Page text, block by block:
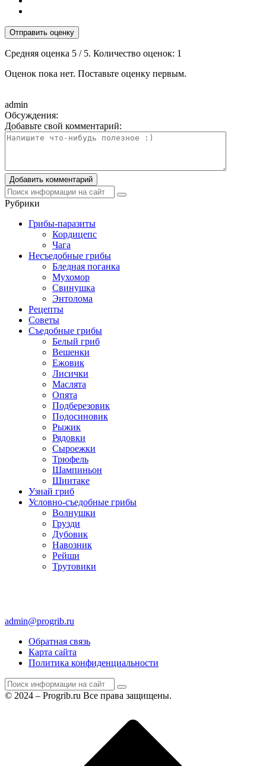
Отправить оценку
Средняя оценка 5 / 5. Количество оценок: 1
Оценок пока нет. Поставьте оценку первым.
admin
Обсуждения:
Добавьте свой комментарий:
Рубрики
Грибы-паразиты
Кордицепс
Чага
Несъедобные грибы
Бледная поганка
Мухомор
Свинушка
Энтолома
Рецепты
Советы
Съедобные грибы
Белый гриб
Вешенки
Ежовик
Лисички
Маслята
Опята
Подберезовик
Подосиновик
Рыжик
Рядовки
Сыроежки
Трюфель
Шампиньон
Шиитаке
Узнай гриб
Условно-съедобные грибы
Волнушки
Грузди
Дубовик
Навозник
Рейши
Трутовики
admin@progrib.ru
Обратная связь
Карта сайта
Политика конфиденциальности
© 2024 – Progrib.ru Все права защищены.